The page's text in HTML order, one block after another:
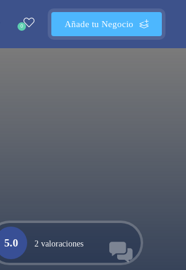
Añade tu Negocio
0
5.0 2 valoraciones